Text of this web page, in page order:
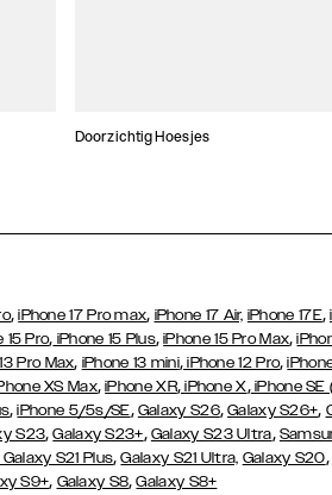
Doorzichtig Hoesjes
,iPhone 17 Pro max, iPhone 17 Air, iPhone 17E,
15 Pro, iPhone 15 Plus,iPhone 15 Pro Max,
Pro Max, iPhone 13 mini,iPhone 12 Pro,
XS Max,iPhone XR,iPhone X,iPhone
,iPhone 5/5s/SE, Galaxy S26,Galaxy S26+,
S23,Galaxy S23+, Galaxy S23 Ultra,
Galaxy S21 Plus,Galaxy S21 Ultra, Galaxy S20,
S9+, Galaxy S8,Galaxy S8+